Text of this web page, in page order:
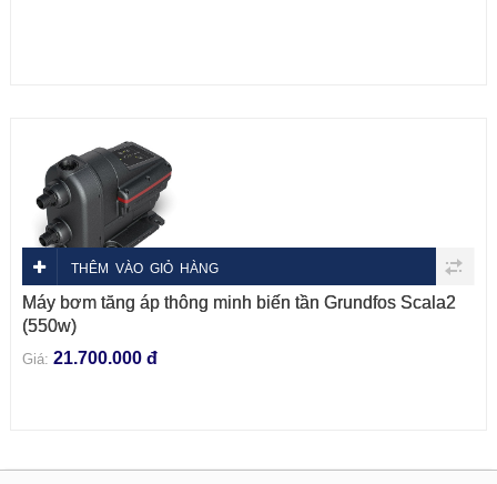
THÊM VÀO GIỎ HÀNG
Máy bơm tăng áp thông minh biến tần Grundfos Scala2
(550w)
Giá: 21.700.000 đ